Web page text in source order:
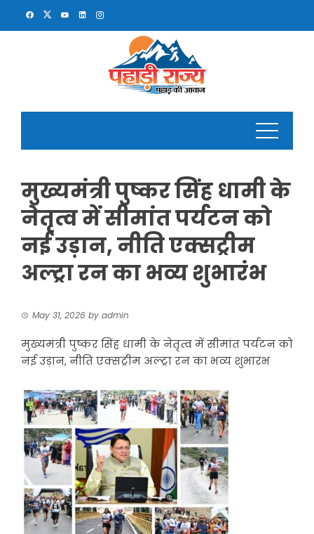
मुख्यमंत्री पुष्कर सिंह धामी के
नेतृत्व में सीमांत पर्यटन को
नई उड़ान, नीति एक्सट्रीम
अल्ट्रा रन का भव्य शुभारंभ
May 31, 2026 by admin
मुख्यमंत्री पुष्कर सिंह धामी के नेतृत्व में सीमांत पर्यटन को
नई उड़ान, नीति एक्सट्रीम अल्ट्रा रन का भव्य शुभारंभ